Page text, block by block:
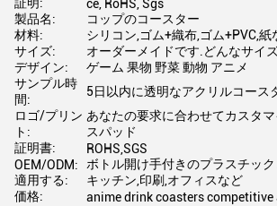
ce, RoHS, Sgs
製品名:
コップのコースター
材料:
シリコン,ゴム+織布,ゴム+PVC,紙
サイズ:
オーダーメイドです.どんなサイ
デザイン:
ゲーム 果物 野菜 動物 アニメ
サンプル時
間:
5日以内に透明なアクリルコース
ロゴ/プリン
ト:
あなたの要求に合わせてカスタ
スパッド
証明書:
ROHS,SGS
OEM/ODM:
ボトル開け手付きのプラスチッ
適用する:
キッチン,印刷,オフィスなど
価格:
anime drink coasters competitive